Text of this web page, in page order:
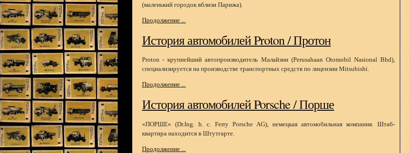
(маленький городок вблизи Парижа).
Продолжение ...
История автомобилей Proton / Протон
Proton - крупнейший автопроизводитель Малайзии (Perusahaan Otomobil Nasional Bhd),
специализируется на производстве транспортных средств по лицензии Mitsubishi.
Продолжение ...
История автомобилей Porsche / Порше
«ПОРШЕ» (Dr.Ing. h. c. Ferry Porsche AG), немецкая автомобильная компания. Штаб-
квартира находится в Штутгарте.
Продолжение ...